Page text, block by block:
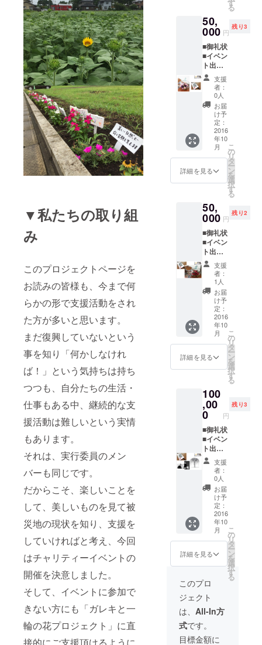
▼私たちの取り組
み
このプロジェクトページを
お読みの皆様も、今まで何
らかの形で支援活動をされ
た方が多いと思います。
まだ復興していないという
事を知り「何かしなけれ
ば！」という気持ちは持ち
つつも、自分たちの生活・
仕事もある中、継続的な支
援活動は難しいという実情
もあります。
それは、実行委員のメン
バーも同じです。
だからこそ、楽しいことを
して、美しいものを見て被
災地の現状を知り、支援を
していければと考え、今回
はチャリティーイベントの
開催を決意しました。
そして、イベントに参加で
きない方にも「ガレキと一
輪の花プロジェクト」に直
接的にご支援頂けるように
shi西
原」様
に
提供致
します
ので予
めご了
承くだ
さい。
■イベン
トチ
ケット
┗チ
ケット
10/17
23:59ま
みを
締
め切り
としま
す。
┗メー
ルにて
随時チ
ケット
を発行
致しま
す。当
日受付
に
てご提
さい。
┗締
後のご
支援に
関して
は、チ
ケット
は発行
せず
チ
ケット
分の費
用は支
援金に
充てさ
せて頂
きま
す。
した。
熊本阿
蘇西原
村の復
興支援
が進み
羽
ばたい
ていけ
るよう
に羽に
想いを
託しま
した。
ワイ
ト、グ
を主体
に透明
さや、
純
粋を
テーマ
に作り
まし
た。
蝶
は風水
では、
ビュー
ティ運
連
れてく
ると言
われま
す。
ます
が、ご
支援頂
いた数
に
よって
は、お
届けが
遅れる
場合が
ござい
ます。
┗サ
イズ
(cm)：
H27×W
23×D23
ラの花
びらを
ローズ
メリア
を
中心と
した作
品で
す。
色
んな
方々の
想いが
重なっ
て欲し
い、そ
いて欲
しいと
いう願
めて制
作しま
した。
す
る
50,
000 円
残り3
■御礼状
■イベン
ト出演
者「石
岡万亀
子」氏
監修の
プリ
ザーブ
ド フ
ラワー
アレン
ジメン
ト
（パー
ク）
┗お届
けは10
月中と
してお
ります
が、ご
支援頂
いた数
に
よって
は、お
届けが
遅れる
場合が
ござい
ます。
H30×W
23×D23
┗ポ
イン
ト：花
を飾れ
る幸
せ、花
に触れ
られる
幸せを
感
じて頂
きたい
と想い
を込め
て制作
しまし
様の日
の花
を・・
支援
者：
0人
お届
け予
定：
2016
年10
月
詳細を見る
こ
の
リ
タ
ー
ン
を
選
択
す
る
50,
000 円
残り2
■御礼状
■イベン
ト出演
者「石
岡万亀
子」氏
監修の
プリ
ザーブ
ド フ
ラワー
アレン
ジメン
ト
（レッ
けは10
月中と
してお
ります
が、ご
支援頂
いた数
に
よって
は、お
届けが
遅れる
場合が
ござい
ます。
┗サ
イズ
(cm)：
H35×W
33×D33
┗ポ
イン
ト：花
を飾れ
る幸
せ、花
に触れ
支援
者：
1人
お届
け予
定：
2016
年10
月
詳細を見る
こ
の
リ
タ
ー
ン
を
選
択
す
る
100
,00
0 円
残り3
■御礼状
■イベン
ト出演
者
「Bart
Hassa
m」氏
監修の
プリ
ザーブ
ド フ
ラワー
アレン
ジメン
ト ┗
は10月
中とし
ており
ます
が、ご
支援頂
いた数
支援
者：
0人
お届
け予
定：
2016
年10
月
詳細を見る
こ
の
リ
タ
ー
ン
を
選
択
す
る
このプロ
ジェクト
は、 All-In方
式です。
目標金額に